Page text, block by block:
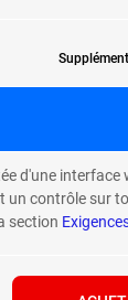
d'une interface
un contrôle sur
section